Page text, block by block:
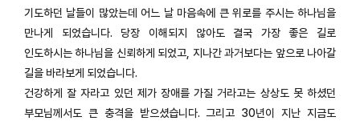
기도하던 날들이 많았는데 어느 날 마음속에 큰 위로를 주시는 하나님을
만나게 되었습니다. 당장 이해되지 않아도 결국 가장 좋은 길로
인도하시는 하나님을 신뢰하게 되었고, 지나간 과거보다는 앞으로 나아갈
길을 바라보게 되었습니다.
건강하게 잘 자라고 있던 제가 장애를 가질 거라고는 상상도 못 하셨던
부모님께서도 큰 충격을 받으셨습니다. 그리고 30년이 지난 지금도